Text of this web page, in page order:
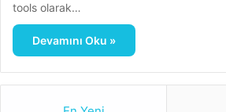
tools olarak…
Devamını Oku »